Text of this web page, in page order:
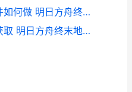
明日方舟终末地紫装备零件如何做 明日方舟终末地高晶装备原件蓝图 明日方舟终末地下载
明日方舟终末地砂叶如何获取 明日方舟终末地供能高地砂叶采集点位同享 明日方舟终末地官网